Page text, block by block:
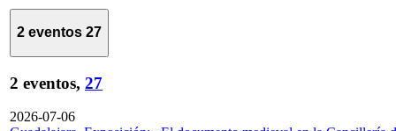
2 eventos 27
2 eventos, 27
2026-07-06